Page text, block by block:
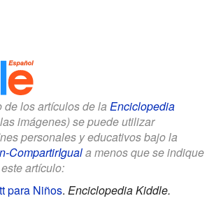
de los artículos de la Enciclopedia
imágenes) se puede utilizar
personales y educativos bajo la
CompartirIguala menos que se indique
artículo:
para Niños. Enciclopedia Kiddle.